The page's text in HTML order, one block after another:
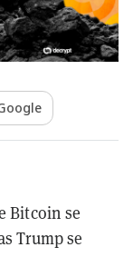
Bitcoin se
Trump se